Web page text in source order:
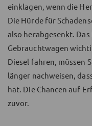
einklagen, wenn die
Die Hürde für
also herabgesenkt.
Gebrauchtwagen
Diesel fahren, müssen
länger nachweisen,
hat. Die Chancen auf
zuvor.